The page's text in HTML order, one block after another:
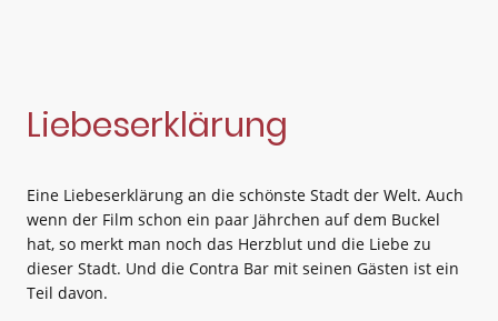
Liebeserklärung
Eine Liebeserklärung an die schönste Stadt der Welt. Auch
wenn der Film schon ein paar Jährchen auf dem Buckel
hat, so merkt man noch das Herzblut und die Liebe zu
dieser Stadt. Und die Contra Bar mit seinen Gästen ist ein
Teil davon.